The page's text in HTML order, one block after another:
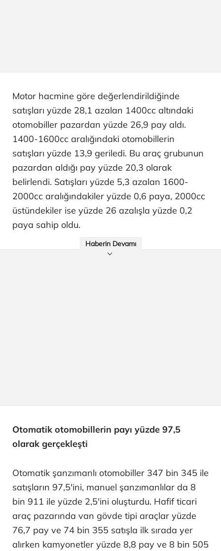
Motor hacmine göre değerlendirildiğinde
satışları yüzde 28,1 azalan 1400cc altındaki
otomobiller pazardan yüzde 26,9 pay aldı.
1400-1600cc aralığındaki otomobillerin
satışları yüzde 13,9 geriledi. Bu araç grubunun
pazardan aldığı pay yüzde 20,3 olarak
belirlendi. Satışları yüzde 5,3 azalan 1600-
2000cc aralığındakiler yüzde 0,6 paya, 2000cc
üstündekiler ise yüzde 26 azalışla yüzde 0,2
paya sahip oldu.
Haberin Devamı
Otomatik otomobillerin payı yüzde 97,5
olarak gerçekleşti
Otomatik şanzımanlı otomobiller 347 bin 345 ile
satışların 97,5'ini, manuel şanzımanlılar da 8
bin 911 ile yüzde 2,5'ini oluşturdu. Hafif ticari
araç pazarında van gövde tipi araçlar yüzde
76,7 pay ve 74 bin 355 satışla ilk sırada yer
alırken kamyonetler yüzde 8,8 pay ve 8 bin 505